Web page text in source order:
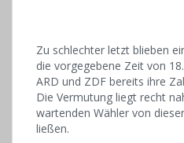
Zu schlechter letzt blieben
die vorgegebene Zeit von
ARD und ZDF bereits ihre
Die Vermutung liegt recht
wartenden Wähler von
ließen.